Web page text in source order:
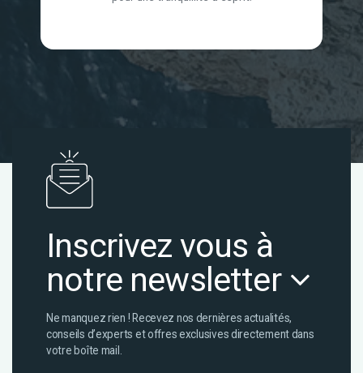
Inscrivez vous à
notre newsletter
Ne manquez rien ! Recevez nos dernières actualités,
conseils d’experts et offres exclusives directement dans
votre boîte mail.